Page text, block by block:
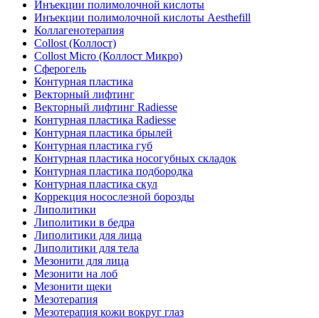
Инъекции полимолочной кислоты
Инъекции полимолочной кислоты Aesthefill
Коллагенотерапия
Collost (Коллост)
Collost Micro (Коллост Микро)
Сферогель
Контурная пластика
Векторный лифтинг
Векторный лифтинг Radiesse
Контурная пластика Radiesse
Контурная пластика брылей
Контурная пластика губ
Контурная пластика носогубных складок
Контурная пластика подбородка
Контурная пластика скул
Коррекция носослезной борозды
Липолитики
Липолитики в бедра
Липолитики для лица
Липолитики для тела
Мезонити для лица
Мезонити на лоб
Мезонити щеки
Мезотерапия
Мезотерапия кожи вокруг глаз